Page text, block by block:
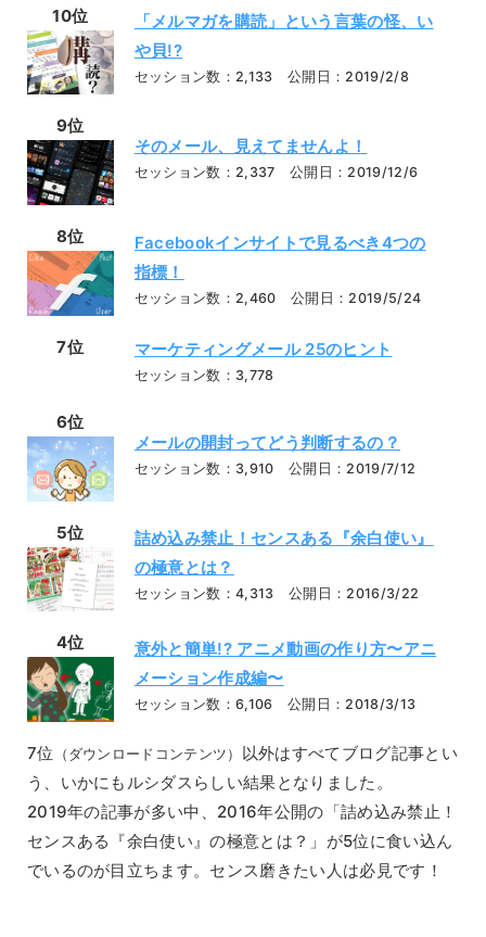
10位
「メルマガを購読」という言葉の怪、い
や貝!?
セッション数：2,133 公開日：2019/2/8
9位
そのメール、見えてませんよ！
セッション数：2,337 公開日：2019/12/6
8位
Facebookインサイトで見るべき4つの
指標！
セッション数：2,460 公開日：2019/5/24
7位 マーケティングメール 25のヒント
セッション数：3,778
6位
メールの開封ってどう判断するの？
セッション数：3,910 公開日：2019/7/12
5位
詰め込み禁止！センスある『余白使い』
の極意とは？
セッション数：4,313 公開日：2016/3/22
4位
意外と簡単!? アニメ動画の作り方〜アニ
メーション作成編〜
セッション数：6,106 公開日：2018/3/13
7位 （ダウンロードコンテンツ） 以外はすべてブログ記事とい
う、いかにもルシダスらしい結果となりました。
2019年の記事が多い中、2016年公開の「詰め込み禁止！
センスある『余白使い』の極意とは？」が5位に食い込ん
でいるのが目立ちます。センス磨きたい人は必見です！